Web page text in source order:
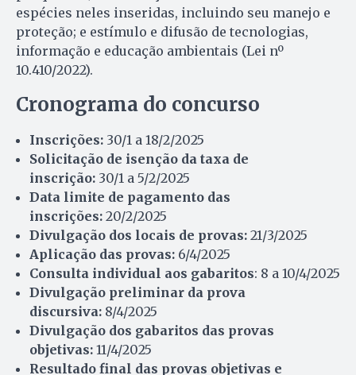
espécies neles inseridas, incluindo seu manejo e
proteção; e estímulo e difusão de tecnologias,
informação e educação ambientais (Lei nº
10.410/2022).
Cronograma do concurso
Inscrições: 30/1 a 18/2/2025
Solicitação de isenção da taxa de
inscrição: 30/1 a 5/2/2025
Data limite de pagamento das
inscrições: 20/2/2025
Divulgação dos locais de provas: 21/3/2025
Aplicação das provas: 6/4/2025
Consulta individual aos gabaritos: 8 a 10/4/2025
Divulgação preliminar da prova
discursiva: 8/4/2025
Divulgação dos gabaritos das provas
objetivas: 11/4/2025
Resultado final das provas objetivas e